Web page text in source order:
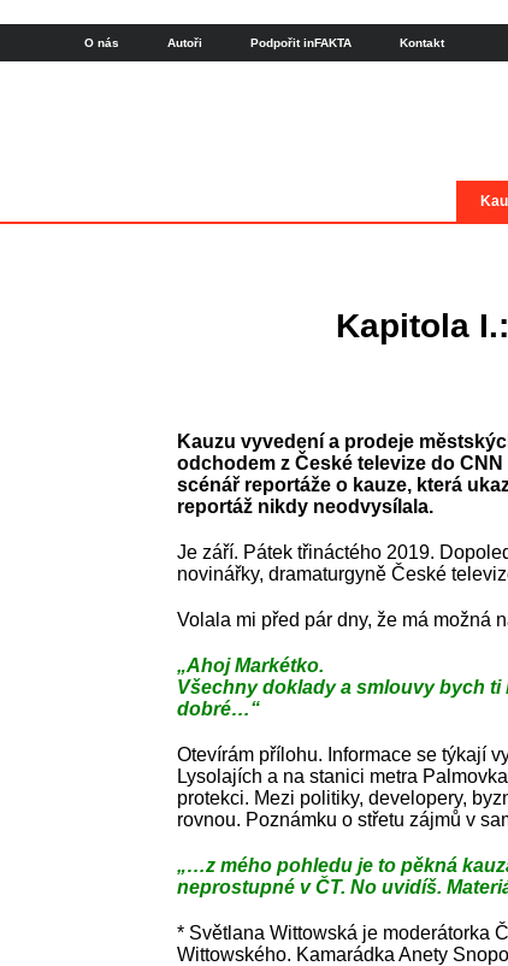
Kapitola
Kauzu vyvedení a prodeje
odchodem z České televize do
scénář reportáže o kauze, která
reportáž nikdy neodvysílala.
Je září. Pátek třináctého 2019.
novinářky, dramaturgyně České
Volala mi před pár dny, že má možná
„Ahoj Markétko.
Všechny doklady a smlouvy bych
dobré…“
Otevírám přílohu. Informace se týkají
Lysolajích a na stanici metra
protekci. Mezi politiky, developery,
rovnou. Poznámku o střetu zájmů v
„…z mého pohledu je to pěkná
neprostupné v ČT. No uvidíš.
* Světlana Wittowská je moderátorka
Wittowského. Kamarádka Anety
O nás Autoři Podpořit inFAKTA Kontakt